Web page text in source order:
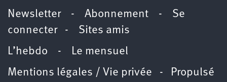
Newsletter- Abonnement - Se
connecter- Sites amis
L’hebdo - Le mensuel
Mentions légales / Vie privée - Propulsé